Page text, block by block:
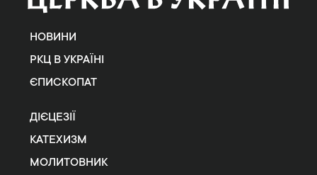
НОВИНИ
РКЦ В УКРАЇНІ
ЄПИСКОПАТ
ДІЄЦЕЗІЇ
КАТЕХИЗМ
МОЛИТОВНИК